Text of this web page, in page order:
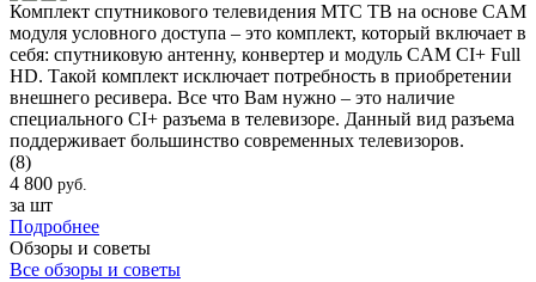
Комплект спутникового телевидения МТС ТВ на основе CAM
модуля условного доступа – это комплект, который включает в
себя: спутниковую антенну, конвертер и модуль CAM CI+ Full
HD. Такой комплект исключает потребность в приобретении
внешнего ресивера. Все что Вам нужно – это наличие
специального CI+ разъема в телевизоре. Данный вид разъема
поддерживает большинство современных телевизоров.
(8)
4 800 руб.
за шт
Подробнее
Обзоры и советы
Все обзоры и советы